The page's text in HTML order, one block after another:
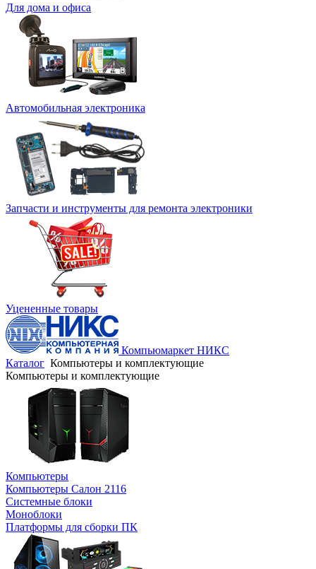
Для дома и офиса
Автомобильная электроника
Запчасти и инструменты для ремонта электроники
Уцененные товары
Компьюмаркет НИКС
Каталог Компьютеры и комплектующие
Компьютеры и комплектующие
Компьютеры
Компьютеры Салон 2116
Системные блоки
Моноблоки
Платформы для сборки ПК